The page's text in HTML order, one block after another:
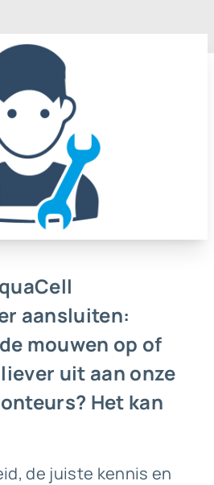
aansluiten:
mouwen op of
uit aan onze
Het kan
de juiste kennis en